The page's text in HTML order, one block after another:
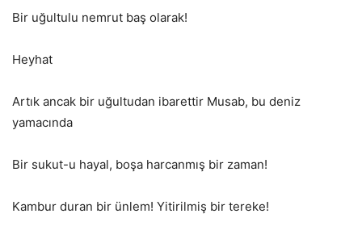
Bir uğultulu nemrut baş olarak!
Heyhat
Artık ancak bir uğultudan ibarettir Musab, bu deniz
yamacında
Bir sukut-u hayal, boşa harcanmış bir zaman!
Kambur duran bir ünlem! Yitirilmiş bir tereke!